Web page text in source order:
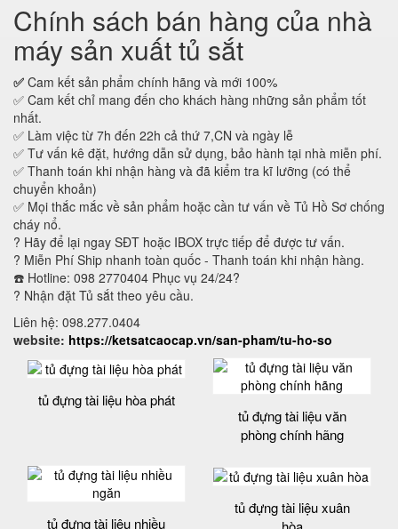
Chính sách bán hàng của nhà
máy sản xuất tủ sắt
✅ Cam kết sản phẩm chính hãng và mới 100%
✅ Cam kết chỉ mang đến cho khách hàng những sản phẩm tốt
nhất.
✅ Làm việc từ 7h đến 22h cả thứ 7,CN và ngày lễ
✅ Tư vấn kê đặt, hướng dẫn sử dụng, bảo hành tại nhà miễn phí.
✅ Thanh toán khi nhận hàng và đã kiểm tra kĩ lưỡng (có thể
chuyển khoản)
✅ Mọi thắc mắc về sản phẩm hoặc cần tư vấn về Tủ Hồ Sơ chống
cháy nổ.
? Hãy để lại ngay SĐT hoặc IBOX trực tiếp để được tư vấn.
? Miễn Phí Ship nhanh toàn quốc - Thanh toán khi nhận hàng.
☎️ Hotline: 098 2770404 Phục vụ 24/24?
? Nhận đặt Tủ sắt theo yêu cầu.
Liên hệ: 098.277.0404
website: https://ketsatcaocap.vn/san-pham/tu-ho-so
tủ đựng tài liệu hòa phát
tủ đựng tài liệu văn
phòng chính hãng
tủ đựng tài liệu nhiều
tủ đựng tài liệu xuân